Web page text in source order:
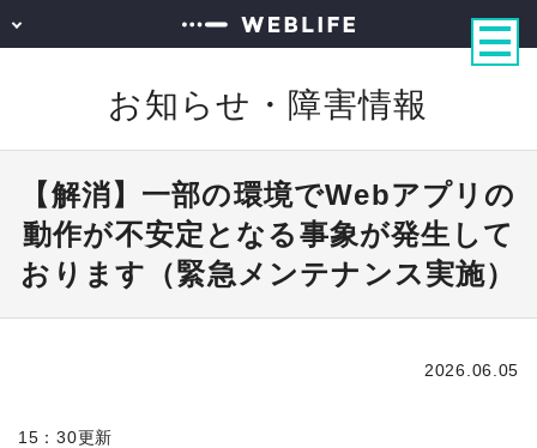
お知らせ・障害情報
【解消】一部の環境でWebアプリの
動作が不安定となる事象が発生して
おります（緊急メンテナンス実施）
2026.06.05
15：30更新